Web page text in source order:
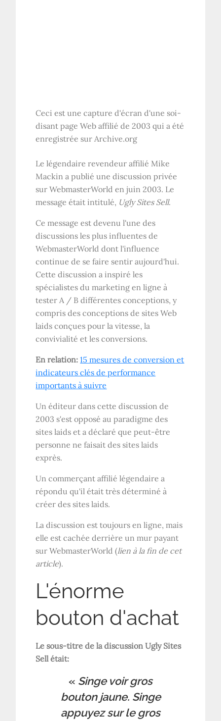
Ceci est une capture d'écran d'une soi-
disant page Web affilié de 2003 qui a été
enregistrée sur Archive.org
Le légendaire revendeur affilié Mike
Mackin a publié une discussion privée
sur WebmasterWorld en juin 2003. Le
message était intitulé, Ugly Sites Sell.
Ce message est devenu l'une des
discussions les plus influentes de
WebmasterWorld dont l'influence
continue de se faire sentir aujourd'hui.
Cette discussion a inspiré les
spécialistes du marketing en ligne à
tester A / B différentes conceptions, y
compris des conceptions de sites Web
laids conçues pour la vitesse, la
convivialité et les conversions.
En relation: 15 mesures de conversion et
indicateurs clés de performance
importants à suivre
Un éditeur dans cette discussion de
2003 s'est opposé au paradigme des
sites laids et a déclaré que peut-être
personne ne faisait des sites laids
exprès.
Un commerçant affilié légendaire a
répondu qu'il était très déterminé à
créer des sites laids.
La discussion est toujours en ligne, mais
elle est cachée derrière un mur payant
sur WebmasterWorld (lien à la fin de cet
article).
L'énorme
bouton d'achat
Le sous-titre de la discussion Ugly Sites
Sell était:
« Singe voir gros
bouton jaune. Singe
appuyez sur le gros